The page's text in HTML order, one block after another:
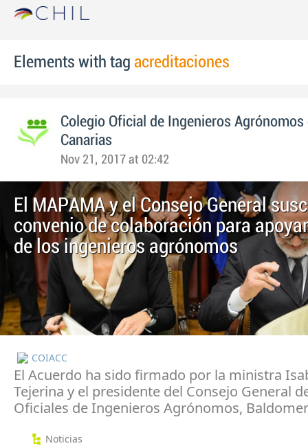
Elements with tag acreditaciones
Colegio Oficial de Ingenieros Agrónomos
Canarias
Nov 21, 2017 at 02:42
El MAPAMA y el Consejo General
convenio de colaboración para
de los ingenieros agrónomos
COIACC
El Acuerdo ha sido firmado por la ministra
Tejerina y el presidente del Consejo General
Oficiales de Ingenieros Agrónomos,
Noticias